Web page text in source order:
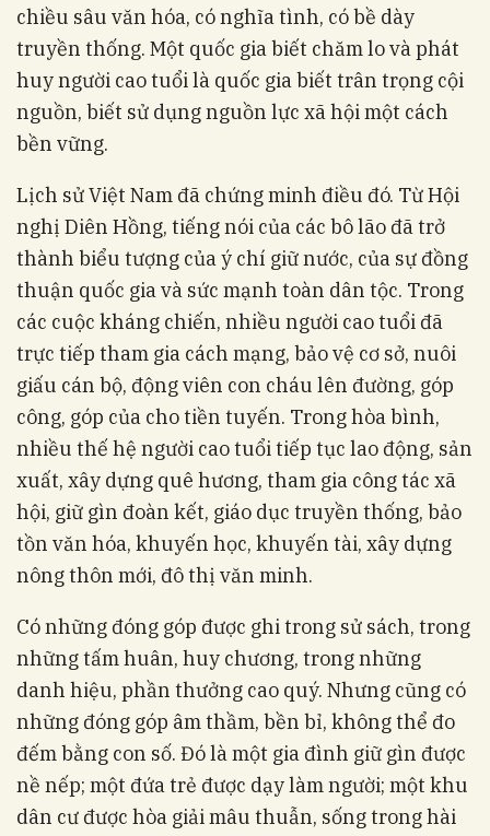
chiều sâu văn hóa, có nghĩa tình, có bề dày
truyền thống. Một quốc gia biết chăm lo và phát
huy người cao tuổi là quốc gia biết trân trọng cội
nguồn, biết sử dụng nguồn lực xã hội một cách
bền vững.
Lịch sử Việt Nam đã chứng minh điều đó. Từ Hội
nghị Diên Hồng, tiếng nói của các bô lão đã trở
thành biểu tượng của ý chí giữ nước, của sự đồng
thuận quốc gia và sức mạnh toàn dân tộc. Trong
các cuộc kháng chiến, nhiều người cao tuổi đã
trực tiếp tham gia cách mạng, bảo vệ cơ sở, nuôi
giấu cán bộ, động viên con cháu lên đường, góp
công, góp của cho tiền tuyến. Trong hòa bình,
nhiều thế hệ người cao tuổi tiếp tục lao động, sản
xuất, xây dựng quê hương, tham gia công tác xã
hội, giữ gìn đoàn kết, giáo dục truyền thống, bảo
tồn văn hóa, khuyến học, khuyến tài, xây dựng
nông thôn mới, đô thị văn minh.
Có những đóng góp được ghi trong sử sách, trong
những tấm huân, huy chương, trong những
danh hiệu, phần thưởng cao quý. Nhưng cũng có
những đóng góp âm thầm, bền bỉ, không thể đo
đếm bằng con số. Đó là một gia đình giữ gìn được
nề nếp; một đứa trẻ được dạy làm người; một khu
dân cư được hòa giải mâu thuẫn, sống trong hài